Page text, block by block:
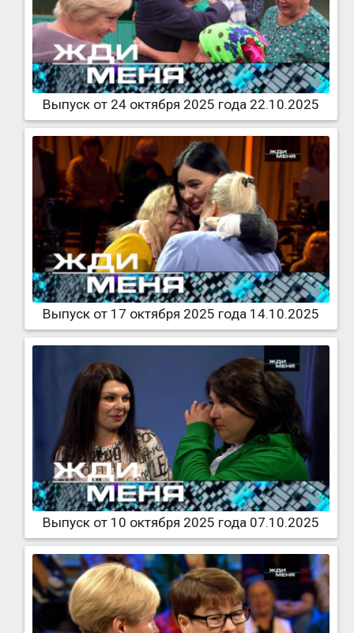
Выпуск от 24 октября 2025 года 22.10.2025
Выпуск от 17 октября 2025 года 14.10.2025
Выпуск от 10 октября 2025 года 07.10.2025